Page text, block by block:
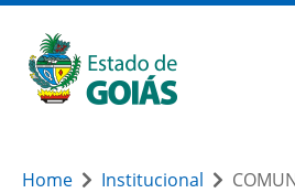
Home Institucional